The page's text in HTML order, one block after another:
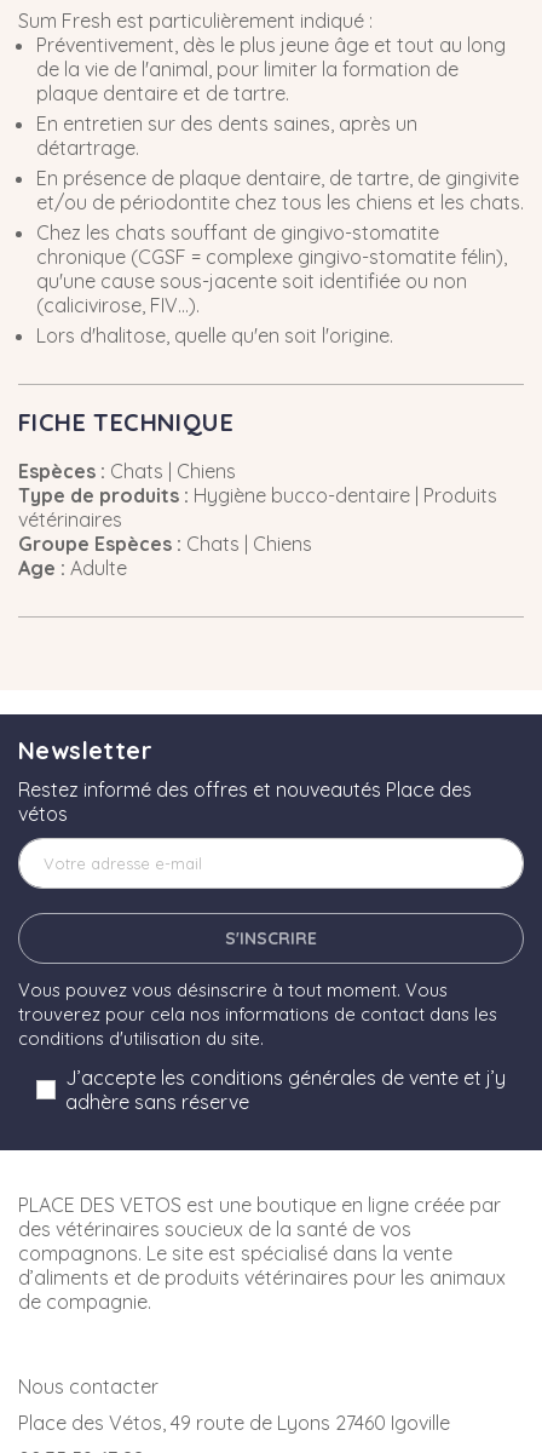
Sum Fresh est particulièrement indiqué :
Préventivement, dès le plus jeune âge et tout au long
de la vie de l'animal, pour limiter la formation de
plaque dentaire et de tartre.
En entretien sur des dents saines, après un
détartrage.
En présence de plaque dentaire, de tartre, de gingivite
et/ou de périodontite chez tous les chiens et les chats.
Chez les chats souffant de gingivo-stomatite
chronique (CGSF = complexe gingivo-stomatite félin),
qu'une cause sous-jacente soit identifiée ou non
(calicivirose, FIV...).
Lors d'halitose, quelle qu'en soit l'origine.
FICHE TECHNIQUE
Espèces : Chats | Chiens
Type de produits : Hygiène bucco-dentaire | Produits
vétérinaires
Groupe Espèces : Chats | Chiens
Age : Adulte
Newsletter
Restez informé des offres et nouveautés Place des
vétos
S'INSCRIRE
Vous pouvez vous désinscrire à tout moment. Vous
trouverez pour cela nos informations de contact dans les
conditions d'utilisation du site.
J’accepte les conditions générales de vente et j’y
adhère sans réserve
PLACE DES VETOS est une boutique en ligne créée par
des vétérinaires soucieux de la santé de vos
compagnons. Le site est spécialisé dans la vente
d’aliments et de produits vétérinaires pour les animaux
de compagnie.
Nous contacter
Place des Vétos, 49 route de Lyons 27460 Igoville